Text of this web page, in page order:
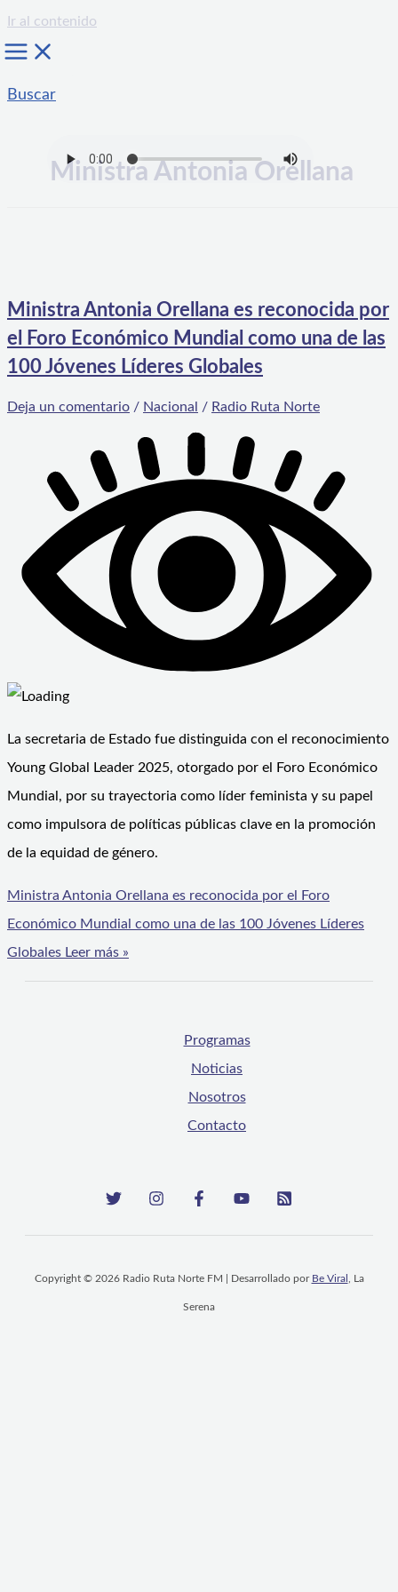
Ir al contenido
Buscar
Ministra Antonia Orellana
Ministra Antonia Orellana es reconocida por
el Foro Económico Mundial como una de las
100 Jóvenes Líderes Globales
Deja un comentario / Nacional / Radio Ruta Norte
La secretaria de Estado fue distinguida con el reconocimiento
Young Global Leader 2025, otorgado por el Foro Económico
Mundial, por su trayectoria como líder feminista y su papel
como impulsora de políticas públicas clave en la promoción
de la equidad de género.
Ministra Antonia Orellana es reconocida por el Foro
Económico Mundial como una de las 100 Jóvenes Líderes
Globales Leer más »
Programas
Noticias
Nosotros
Contacto
Copyright © 2026 Radio Ruta Norte FM | Desarrollado por Be Viral , La
Serena